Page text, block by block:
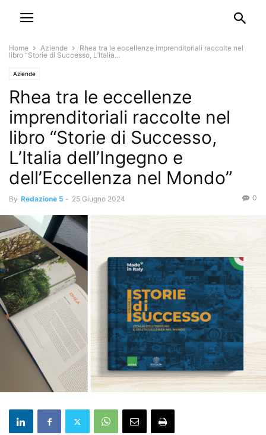
Home Aziende
Rhea tra le eccellenze imprenditoriali raccolte nel
libro “Storie di Successo, L’Italia...
Aziende
Rhea tra le eccellenze
imprenditoriali raccolte nel
libro “Storie di Successo,
L’Italia dell’Ingegno e
dell’Eccellenza nel Mondo”
By Redazione 5 - 25 Giugno 2024 0